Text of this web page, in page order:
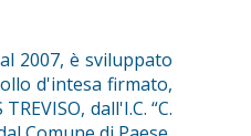
2007, è sviluppato
d'intesa firmato,
dall'I.C. “C.